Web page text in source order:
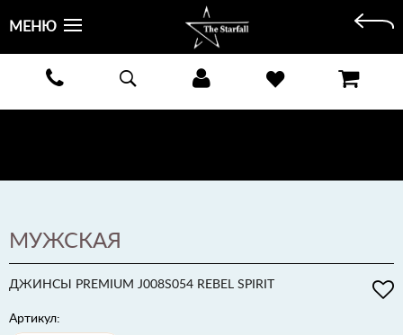
БЕСПЛАТНАЯ ДОСТАВКА КУРЬЕРОМ ИЛИ ПОЧТОЙ ПО ВСЕЙ РОССИИ! ОПЛАТА ПРИ ПОЛУЧЕНИИ
ПОДРОБНЕЕ >
МЕНЮ
МУЖСКАЯ
ДЖИНСЫ PREMIUM J008S054 REBEL SPIRIT
Артикул: